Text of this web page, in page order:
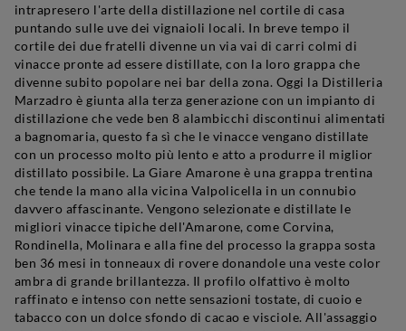
intrapresero l'arte della distillazione nel cortile di casa
puntando sulle uve dei vignaioli locali. In breve tempo il
cortile dei due fratelli divenne un via vai di carri colmi di
vinacce pronte ad essere distillate, con la loro grappa che
divenne subito popolare nei bar della zona. Oggi la Distilleria
Marzadro è giunta alla terza generazione con un impianto di
distillazione che vede ben 8 alambicchi discontinui alimentati
a bagnomaria, questo fa sì che le vinacce vengano distillate
con un processo molto più lento e atto a produrre il miglior
distillato possibile. La Giare Amarone è una grappa trentina
che tende la mano alla vicina Valpolicella in un connubio
davvero affascinante. Vengono selezionate e distillate le
migliori vinacce tipiche dell'Amarone, come Corvina,
Rondinella, Molinara e alla fine del processo la grappa sosta
ben 36 mesi in tonneaux di rovere donandole una veste color
ambra di grande brillantezza. Il profilo olfattivo è molto
raffinato e intenso con nette sensazioni tostate, di cuoio e
tabacco con un dolce sfondo di cacao e visciole. All'assaggio